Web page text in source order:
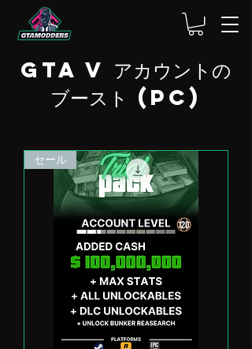
GTA V アカウントの
ブースト (PC)
セール